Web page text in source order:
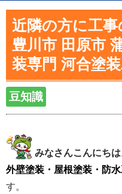
近隣の方に工
豊川市 田原市
装専門 河合塗装
豆知識
みなさんこんにちは
外壁塗装・屋根塗装・防
す。